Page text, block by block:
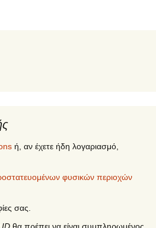
ή, αν έχετε ήδη λογαριασμό,
φυσικών περιοχών
σας.